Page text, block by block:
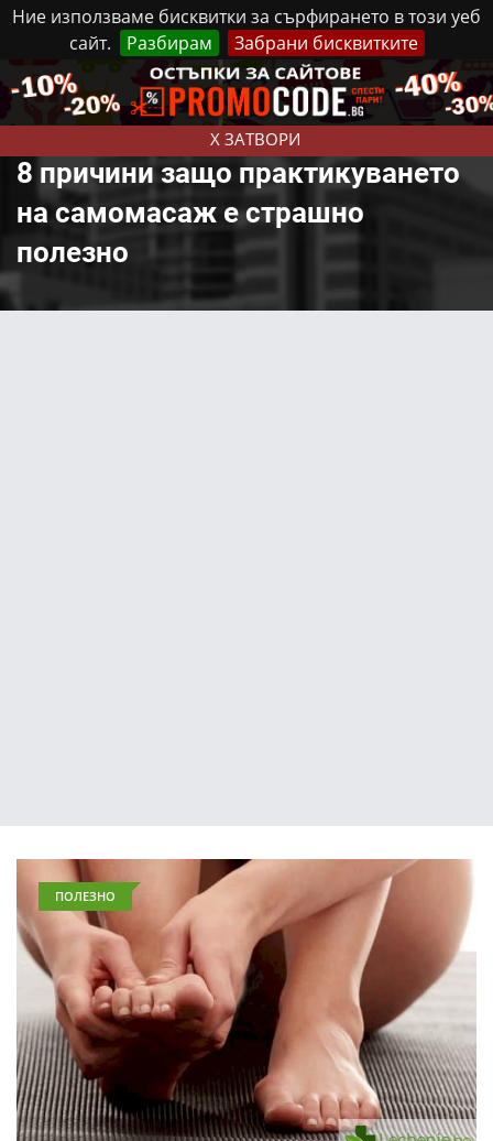
Ние използваме бисквитки за сърфирането в този уеб
сайт.
Разбирам Забрани бисквитките
X ЗАТВОРИ
Неделя, 9 Август, 2026 Реклама Контакти
8 причини защо практикуването
на самомасаж е страшно
полезно
ПОЛЕЗНО